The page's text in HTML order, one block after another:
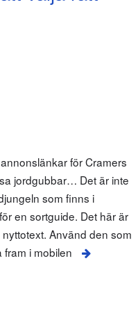
för Cramers
jordgubbar… Det är inte
som finns i
en sortguide. Det här är
Använd den som
i mobilen